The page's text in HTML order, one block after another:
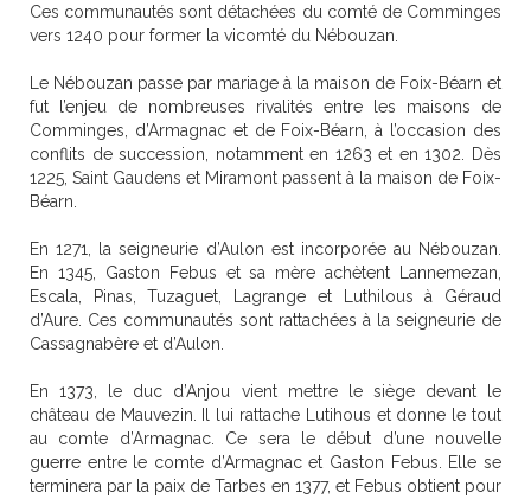
Ces communautés sont détachées du comté de Comminges
vers 1240 pour former la vicomté du Nébouzan.
Le Nébouzan passe par mariage à la maison de Foix-Béarn et
fut l’enjeu de nombreuses rivalités entre les maisons de
Comminges, d’Armagnac et de Foix-Béarn, à l’occasion des
conflits de succession, notamment en 1263 et en 1302. Dès
1225, Saint Gaudens et Miramont passent à la maison de Foix-
Béarn.
En 1271, la seigneurie d’Aulon est incorporée au Nébouzan.
En 1345, Gaston Febus et sa mère achètent Lannemezan,
Escala, Pinas, Tuzaguet, Lagrange et Luthilous à Géraud
d’Aure. Ces communautés sont rattachées à la seigneurie de
Cassagnabère et d’Aulon.
En 1373, le duc d’Anjou vient mettre le siège devant le
château de Mauvezin. Il lui rattache Lutihous et donne le tout
au comte d’Armagnac. Ce sera le début d’une nouvelle
guerre entre le comte d’Armagnac et Gaston Febus. Elle se
terminera par la paix de Tarbes en 1377, et Febus obtient pour